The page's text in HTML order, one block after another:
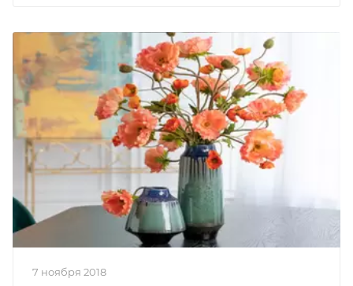
7 ноября 2018